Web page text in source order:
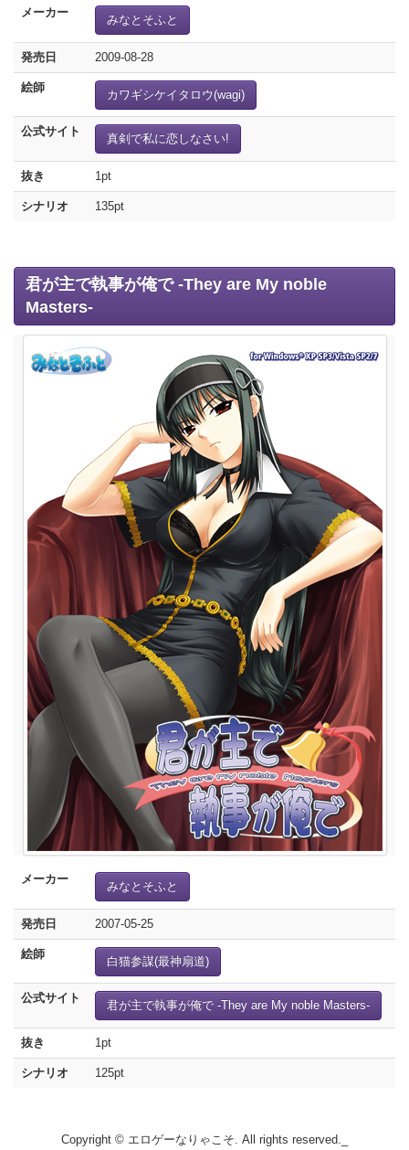
メーカー
みなとそふと
発売日 2009-08-28
絵師
カワギシケイタロウ(wagi)
公式サイト
真剣で私に恋しなさい!
抜き 1pt
シナリオ 135pt
君が主で執事が俺で -They are My noble
Masters-
メーカー
みなとそふと
発売日 2007-05-25
絵師
白猫参謀(最神扇道)
公式サイト
君が主で執事が俺で -They are My noble Masters-
抜き 1pt
シナリオ 125pt
Copyright © エロゲーなりゃこそ. All rights reserved._